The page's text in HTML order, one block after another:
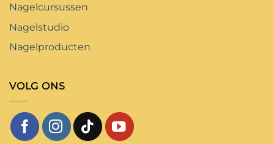
Nagelcursussen
Nagelstudio
Nagelproducten
VOLG ONS